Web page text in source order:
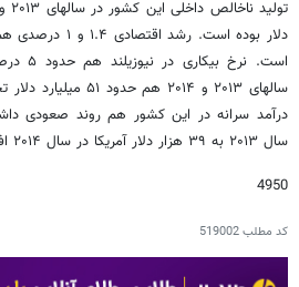
دلار بوده است.
است.
سالهای ۲۰۱۳ و ۲۰۱۴
سال ۲۰۱۳ به ۳۹ هزار دلار آمریکا در سال ۲۰۱۴ افزایش یافته است.
4950
کد مطلب519002